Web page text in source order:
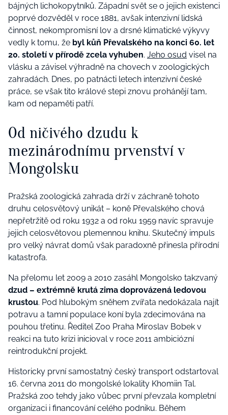
bájných lichokopytníků. Západní svět se o jejich existenci
poprvé dozvěděl v roce 1881, avšak intenzivní lidská
činnost, nekompromisní lov a drsné klimatické výkyvy
vedly k tomu, že byl kůň Převalského na konci 60. let
20. století v přírodě zcela vyhuben. Jeho osud visel na
vlásku a závisel výhradně na chovech v zoologických
zahradách. Dnes, po patnácti letech intenzivní české
práce, se však tito králové stepi znovu prohánějí tam,
kam od nepaměti patří.
Od ničivého dzudu k
mezinárodnímu prvenství v
Mongolsku
Pražská zoologická zahrada drží v záchraně tohoto
druhu celosvětový unikát – koně Převalského chová
nepřetržitě od roku 1932 a od roku 1959 navíc spravuje
jejich celosvětovou plemennou knihu. Skutečný impuls
pro velký návrat domů však paradoxně přinesla přírodní
katastrofa.
Na přelomu let 2009 a 2010 zasáhl Mongolsko takzvaný
dzud – extrémně krutá zima doprovázená ledovou
krustou. Pod hlubokým sněhem zvířata nedokázala najít
potravu a tamní populace koní byla zdecimována na
pouhou třetinu. Ředitel Zoo Praha Miroslav Bobek v
reakci na tuto krizi inicioval v roce 2011 ambiciózní
reintrodukční projekt.
Historicky první samostatný český transport odstartoval
16. června 2011 do mongolské lokality Khomiin Tal.
Pražská zoo tehdy jako vůbec první převzala kompletní
organizaci i financování celého podniku. Během